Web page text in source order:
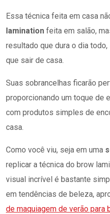
Essa técnica feita em casa
lamination feita em salão,
resultado que dura o dia
que sair de casa.
Suas sobrancelhas ficarão
proporcionando um toque de
com produtos simples de
casa.
Como você viu, seja em uma
replicar a técnica do brow
visual incrível é bastante
em tendências de beleza,
de maquiagem de verão para